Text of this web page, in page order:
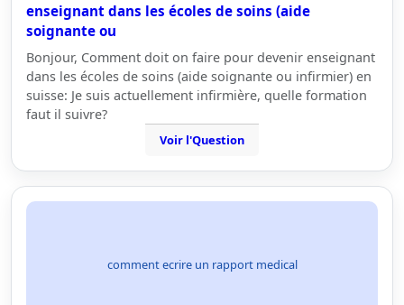
enseignant dans les écoles de soins (aide
soignante ou
Bonjour, Comment doit on faire pour devenir enseignant
dans les écoles de soins (aide soignante ou infirmier) en
suisse: Je suis actuellement infirmière, quelle formation
faut il suivre?
Voir l'Question
comment ecrire un rapport medical